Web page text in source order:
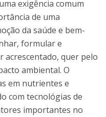
exigência comum
de uma
da saúde e bem-
formular e
acrescentado, quer pelo
ambiental. O
em nutrientes e
com tecnológias de
importantes no